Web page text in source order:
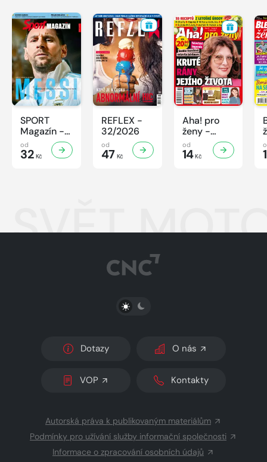
SPORT
Magazín -
32/2026
od
32 Kč
REFLEX -
32/2026
od
47 Kč
Aha! pro
ženy -
32/2026
od
14Kč
SVĚT
PŘEPNOUT SVĚTLÝ/TMAVÝ REŽIM
Dotazy O nás
VOP Kontakty
Autorská práva k publikovaným materiálům
Podmínky pro užívání služby informační společnosti
Informace o zpracování osobních údajů